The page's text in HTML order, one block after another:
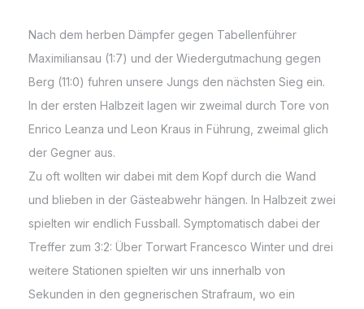
Nach dem herben Dämpfer gegen Tabellenführer
Maximiliansau (1:7) und der Wiedergutmachung gegen
Berg (11:0) fuhren unsere Jungs den nächsten Sieg ein.
In der ersten Halbzeit lagen wir zweimal durch Tore von
Enrico Leanza und Leon Kraus in Führung, zweimal glich
der Gegner aus.
Zu oft wollten wir dabei mit dem Kopf durch die Wand
und blieben in der Gästeabwehr hängen. In Halbzeit zwei
spielten wir endlich Fussball. Symptomatisch dabei der
Treffer zum 3:2: Über Torwart Francesco Winter und drei
weitere Stationen spielten wir uns innerhalb von
Sekunden in den gegnerischen Strafraum, wo ein